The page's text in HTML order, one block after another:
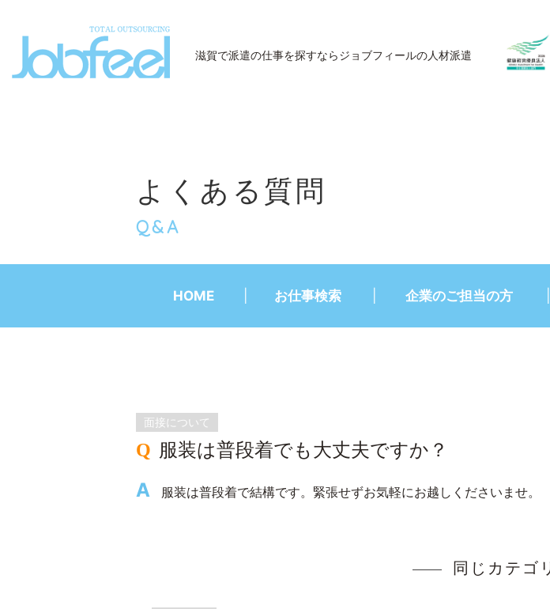
滋賀で派遣の仕事を探すならジョブフィールの人材派遣
よくある質問
Q&A
HOME お仕事検索 企業のご担当の方
面接について
服装は普段着でも大丈夫ですか？
服装は普段着で結構です。緊張せずお気軽にお越しくださいませ。
同じカテゴ